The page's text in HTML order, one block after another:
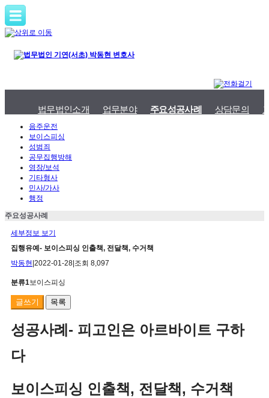
법무법인소개 업무분야 주요성공사례 상담문의
음주운전
보이스피싱
성범죄
공무집행방해
영장/보석
기타형사
민사/가사
행정
주요성공사례
세부정보 보기
집행유예- 보이스피싱 인출책, 전달책, 수거책
박동현 2022-01-28 조회 8,097
분류1보이스피싱
글쓰기 목록
성공사례- 피고인은 아르바이트 구하
다
보이스피싱 인출책, 전달책, 수거책